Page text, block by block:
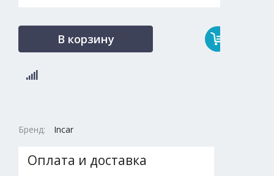
В корзину
Бренд: Incar
Оплата и доставка